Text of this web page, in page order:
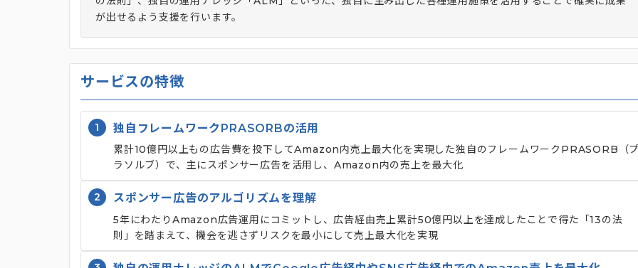
が出せるよう支援を行います。
サービスの特徴
1 独自フレームワークPRASORBの活用
累計10億円以上もの広告費を投下してAmazon内売上最大化を実現した独自のフレームワークPRASORB（
ラソルブ）で、主にスポンサー広告を活用し、Amazon内の売上を最大化
2 スポンサー広告のアルゴリズムを理解
5年にわたりAmazon広告運用にコミットし、広告経由売上累計50億円以上を達成したことで得た「13の法
則」を踏まえて、機会を逃さずリスクを最小にして売上最大化を実現